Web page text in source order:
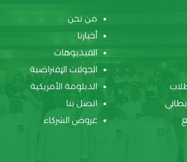
من نحن
أخبارنا
الفيديوهات
الجولات الإفتراضية
الدبلومة الأمريكية
اتصل بنا
عروض الشركاء